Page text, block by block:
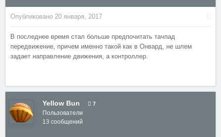
Опубликовано 20 января, 2017
В последнее время стал больше предпочитать тачпад
передвижение, причем именно такой как в Онвард, не шлем
задает направление движения, а контроллер.
Yellow Bun 7
Пользователи
13 сообщений